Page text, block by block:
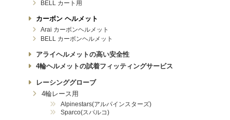
BELL カート用
カーボン ヘルメット
Arai カーボンヘルメット
BELL カーボンヘルメット
アライヘルメットの高い安全性
4輪ヘルメットの試着フィッティングサービス
レーシンググローブ
4輪レース用
Alpinestars(アルパインスターズ)
Sparco(スパルコ)